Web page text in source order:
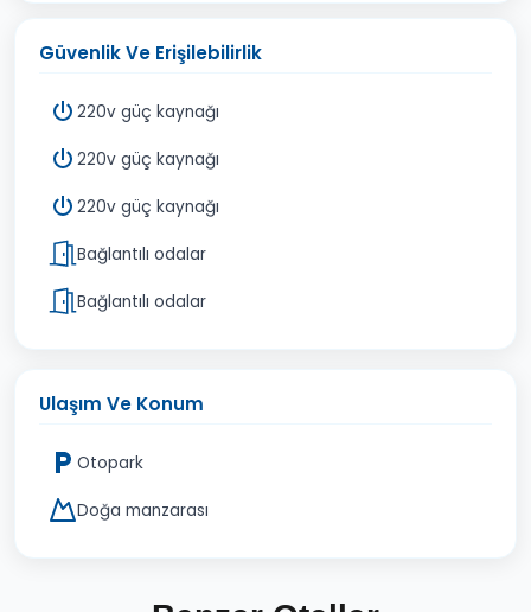
Güvenlik Ve Erişilebilirlik
220v güç kaynağı
220v güç kaynağı
220v güç kaynağı
Bağlantılı odalar
Bağlantılı odalar
Ulaşım Ve Konum
Otopark
Doğa manzarası